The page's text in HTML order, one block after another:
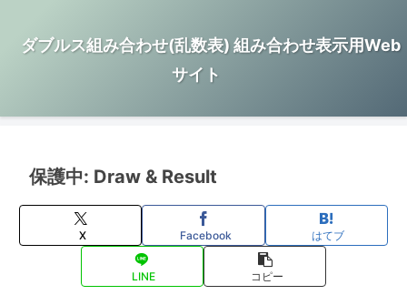
ダブルス組み合わせ(乱数表) 組み合わせ表示用Web
サイト
保護中: Draw & Result
X Facebook はてブ
LINE コピー